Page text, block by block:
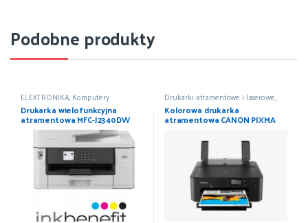
Podobne produkty
ELEKTRONIKA, Komputery
Drukarka wielofunkcyjna
atramentowa MFC-J2340DW
Drukarki atramentowe i laserowe,
Drukarki i skanery,ELEKTRONIKA
Komputery
Kolorowa drukarka
atramentowa CANON PIXMA